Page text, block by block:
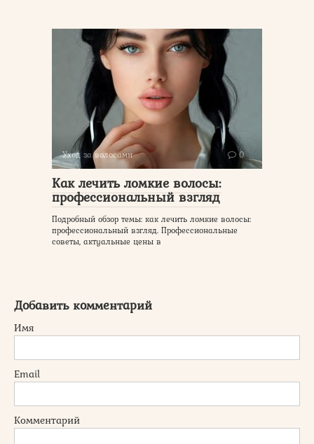
Уход за волосами 0
Как лечить ломкие волосы:
профессиональный взгляд
Подробный обзор темы: как лечить ломкие волосы:
профессиональный взгляд. Профессиональные
советы, актуальные цены в
Добавить комментарий
Имя
Email
Комментарий